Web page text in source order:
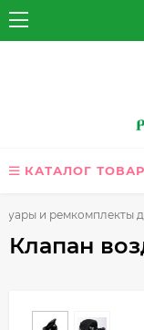
КАТАЛОГ
и ремкомплекты
Клапан